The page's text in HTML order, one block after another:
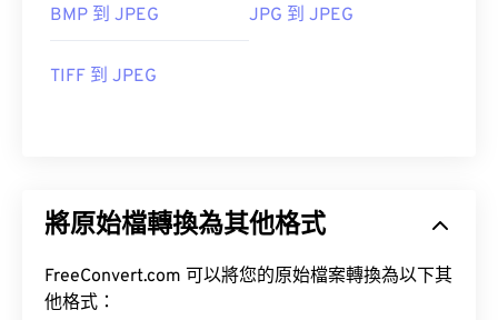
BMP 到 JPEG JPG 到 JPEG
TIFF 到 JPEG
將原始檔轉換為其他格式
FreeConvert.com 可以將您的原始檔案轉換為以下其
他格式：